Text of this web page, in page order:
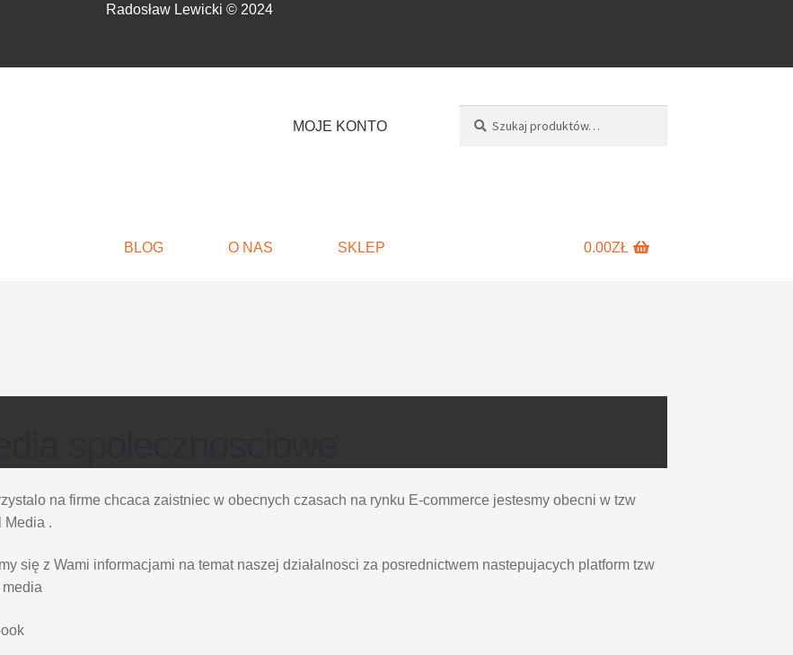
Radosław Lewicki © 2024
MOJE KONTO
SKLEP
O NAS
BLOG 0.00ZŁ
na firme chcaca zaistniec w obecnych czasach na rynku E-commerce jestesmy obecni w tzw
Media .
się z Wami informacjami na temat naszej działalnosci za posrednictwem nastepujacych platform tzw